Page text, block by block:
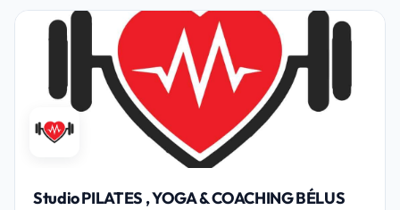
Studio PILATES , YOGA & COACHING BÉLUS